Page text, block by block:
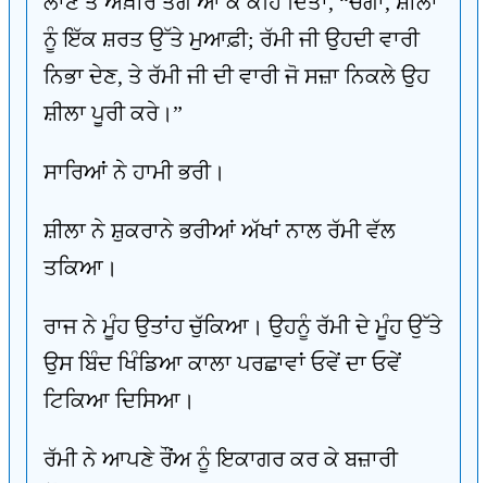
ਨੂੰ ਇੱਕ ਸ਼ਰਤ ਉੱਤੇ ਮੁਆਫ਼ੀ; ਰੱਮੀ ਜੀ ਉਹਦੀ ਵਾਰੀ
ਨਿਭਾ ਦੇਣ, ਤੇ ਰੱਮੀ ਜੀ ਦੀ ਵਾਰੀ ਜੋ ਸਜ਼ਾ ਨਿਕਲੇ ਉਹ
ਸ਼ੀਲਾ ਪੂਰੀ ਕਰੇ।”
ਸਾਰਿਆਂ ਨੇ ਹਾਮੀ ਭਰੀ।
ਸ਼ੀਲਾ ਨੇ ਸ਼ੁਕਰਾਨੇ ਭਰੀਆਂ ਅੱਖਾਂ ਨਾਲ ਰੱਮੀ ਵੱਲ
ਤਕਿਆ।
ਰਾਜ ਨੇ ਮੂੰਹ ਉਤਾਂਹ ਚੁੱਕਿਆ। ਉਹਨੂੰ ਰੱਮੀ ਦੇ ਮੂੰਹ ਉੱਤੇ
ਉਸ ਬਿੰਦ ਖਿੰਡਿਆ ਕਾਲਾ ਪਰਛਾਵਾਂ ਓਵੇਂ ਦਾ ਓਵੇਂ
ਟਿਕਿਆ ਦਿਸਿਆ।
ਰੱਮੀ ਨੇ ਆਪਣੇ ਰੌਂਅ ਨੂੰ ਇਕਾਗਰ ਕਰ ਕੇ ਬਜ਼ਾਰੀ